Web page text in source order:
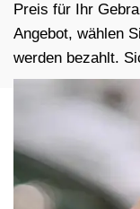
Preis für Ihr
Angebot, wählen
werden bezahlt.